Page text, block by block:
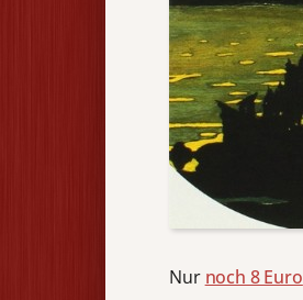
Nur noch 8 Euro